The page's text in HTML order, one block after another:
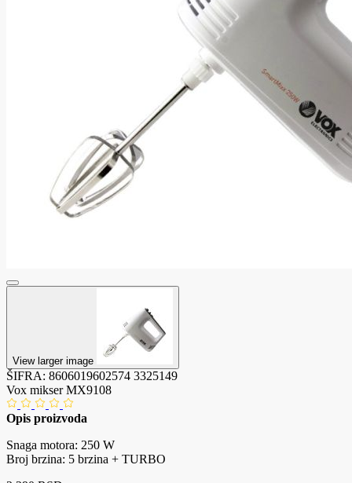
View larger image
ŠIFRA: 8606019602574 3325149
Vox mikser MX9108
Opis proizvoda
Snaga motora: 250 W
Broj brzina: 5 brzina + TURBO